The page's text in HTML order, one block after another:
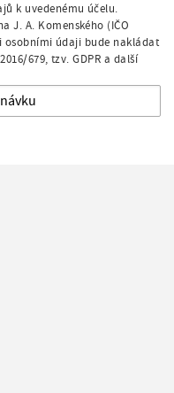
k uvedenému účelu.
J. A. Komenského (IČO
osobními údaji bude nakládat
679, tzv. GDPR a další